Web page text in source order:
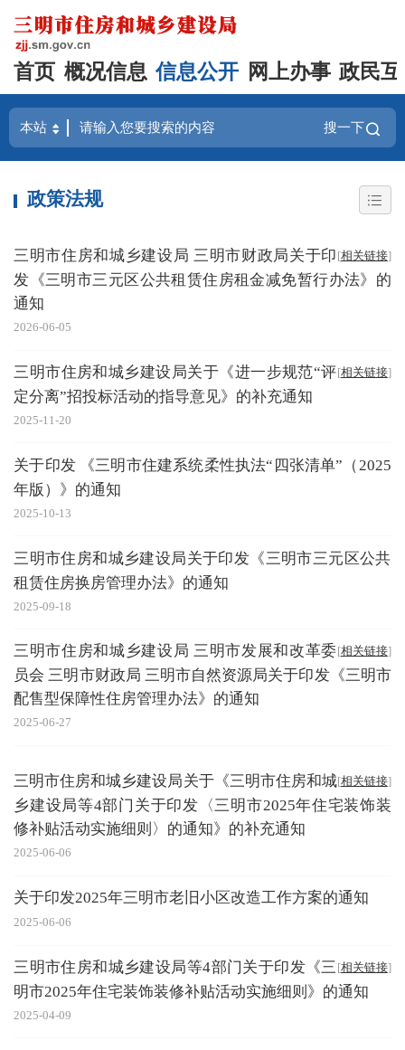
首页 概况信息 信息公开 网上办事 政民
搜一下
政策法规
[相关链接]
三明市住房和城乡建设局 三明市财政局关于印
发《三明市三元区公共租赁住房租金减免暂行办法》的
通知
2026-06-05
[相关链接]
三明市住房和城乡建设局关于《进一步规范“评
定分离”招投标活动的指导意见》的补充通知
2025-11-20
关于印发 《三明市住建系统柔性执法“四张清单”（2025
年版）》的通知
2025-10-13
三明市住房和城乡建设局关于印发《三明市三元区公共
租赁住房换房管理办法》的通知
2025-09-18
[相关链接]
三明市住房和城乡建设局 三明市发展和改革委
员会 三明市财政局 三明市自然资源局关于印发《三明市
配售型保障性住房管理办法》的通知
2025-06-27
[相关链接]
三明市住房和城乡建设局关于《三明市住房和城
乡建设局等4部门关于印发〈三明市2025年住宅装饰装
修补贴活动实施细则〉的通知》的补充通知
2025-06-06
关于印发2025年三明市老旧小区改造工作方案的通知
2025-06-06
[相关链接]
三明市住房和城乡建设局等4部门关于印发《三
明市2025年住宅装饰装修补贴活动实施细则》的通知
2025-04-09